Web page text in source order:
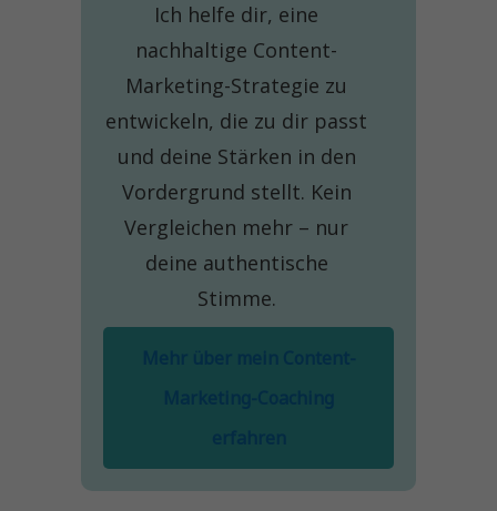
Ich helfe dir, eine
nachhaltige Content-
Marketing-Strategie zu
entwickeln, die zu dir passt
und deine Stärken in den
Vordergrund stellt. Kein
Vergleichen mehr – nur
deine authentische
Stimme.